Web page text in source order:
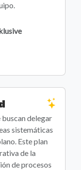
delegar
sistemáticas
Este plan
de la
de procesos